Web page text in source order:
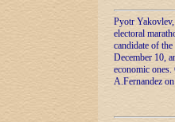
Pyotr
electoral
candidate of
December 10,
economic
A.Fernandez